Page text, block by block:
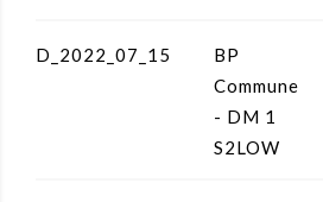
D_2022_07_15
BP
Commune
- DM 1
S2LOW